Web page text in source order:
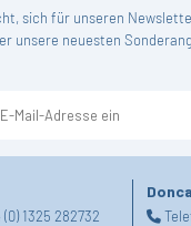
sich für unseren
unsere neuesten
(0) 1325 282732